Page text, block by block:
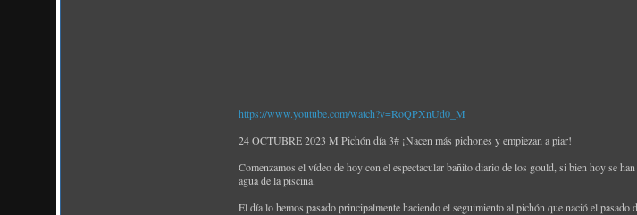
https://www.youtube.com/watch?v=RoQPXnUd0_M
24 OCTUBRE 2023 M Pichón día 3# ¡Nacen más pichones y empiezan a piar!
Comenzamos el vídeo de hoy con el espectacular bañito diario de los gould, si bien hoy se
agua de la piscina.
El día lo hemos pasado principalmente haciendo el seguimiento al pichón que nació el